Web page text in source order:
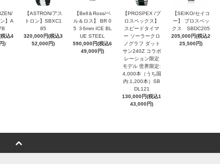
】A
込4
)
【ASTRON/アス
トロン】SBXC1
85
320,000円(税込3
52,000円)
【Bell＆Ross/ベ
ル＆ロス】 BR 0
5 ３6mm ICE BL
UE STEEL
590,000円(税込6
49,000円)
【PROSPEX /プ
ロスペックス】
スピードタイマ
ー ソーラークロ
ノグラフ ダット
サン240Z コラボ
レーション限定
モデル 世界限定:
4,000本（うち国
内:1,200本）SB
DL121
130,000円(税込1
43,000円)
【SEIKO/セイコ
ー】 プロスペッ
クス SBDC205
205,000円(税込2
25,500円)